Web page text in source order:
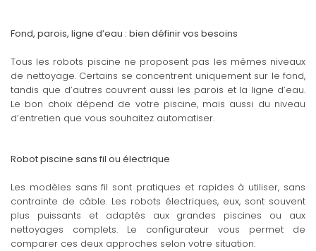
Fond, parois, ligne d’eau : bien définir vos besoins
Tous les robots piscine ne proposent pas les mêmes niveaux
de nettoyage. Certains se concentrent uniquement sur le fond,
tandis que d’autres couvrent aussi les parois et la ligne d’eau.
Le bon choix dépend de votre piscine, mais aussi du niveau
d’entretien que vous souhaitez automatiser.
Robot piscine sans fil ou électrique
Les modèles sans fil sont pratiques et rapides à utiliser, sans
contrainte de câble. Les robots électriques, eux, sont souvent
plus puissants et adaptés aux grandes piscines ou aux
nettoyages complets. Le configurateur vous permet de
comparer ces deux approches selon votre situation.